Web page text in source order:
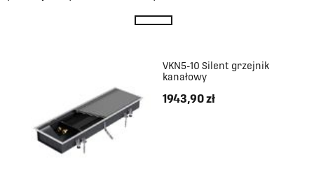
VKN5-10 Silent grzejnik
kanałowy
1943,90 zł